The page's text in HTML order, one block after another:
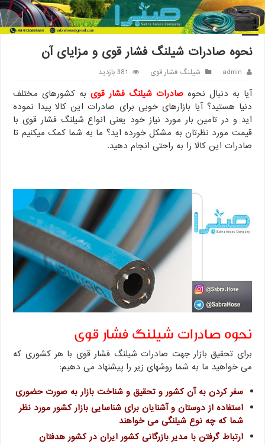
خانه / شیلنگ فشار قوی / نحوه صادرات شیلنگ فشار قوی و مزایای آن
نحوه صادرات شیلنگ فشار قوی و مزایای آن
admin شیلنگ فشار قوی 381 بازدید
آیا به دنبال نحوهصادرات شیلنگ فشار قویبه کشورهای مختلف
دنیا هستید؟ آیا بازارهای خوبی برای صادرات این کالا پیدا نموده
اید و در تامین بار مورد نیاز خود یعنی انواع شیلنگ فشار قوی با
قیمت مورد نظرتان به مشکل خورده اید؟ ما به شما کمک میکنیم تا
صادرات این کالا را به راحتی انجام دهید.
نحوه صادرات شیلنگ فشار قوی
برای تحقیق بازار جهت صادرات شیلنگ فشار قوی با هر کشوری که
می خواهید ما به شما روشهای زیر را پیشنهاد می دهیم:
سفر کردن به آن کشور و تحقیق و شناخت بازار به صورت حضوری
استفاده از دوستان و آشنایان برای شناسایی بازار کشور مورد نظر
شما که چه نوع شیلنگی می خواهند
ارتباط گرفتن با مدیر بازرگانی کشور ایران در کشور هدفتان